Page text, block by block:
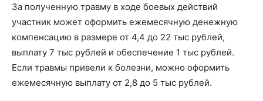
За полученную травму в ходе боевых действий
участник может оформить ежемесячную денежную
компенсацию в размере от 4,4 до 22 тыс рублей,
выплату 7 тыс рублей и обеспечение 1 тыс рублей.
Если травмы привели к болезни, можно оформить
ежемесячную выплату от 2,8 до 5 тыс рублей.